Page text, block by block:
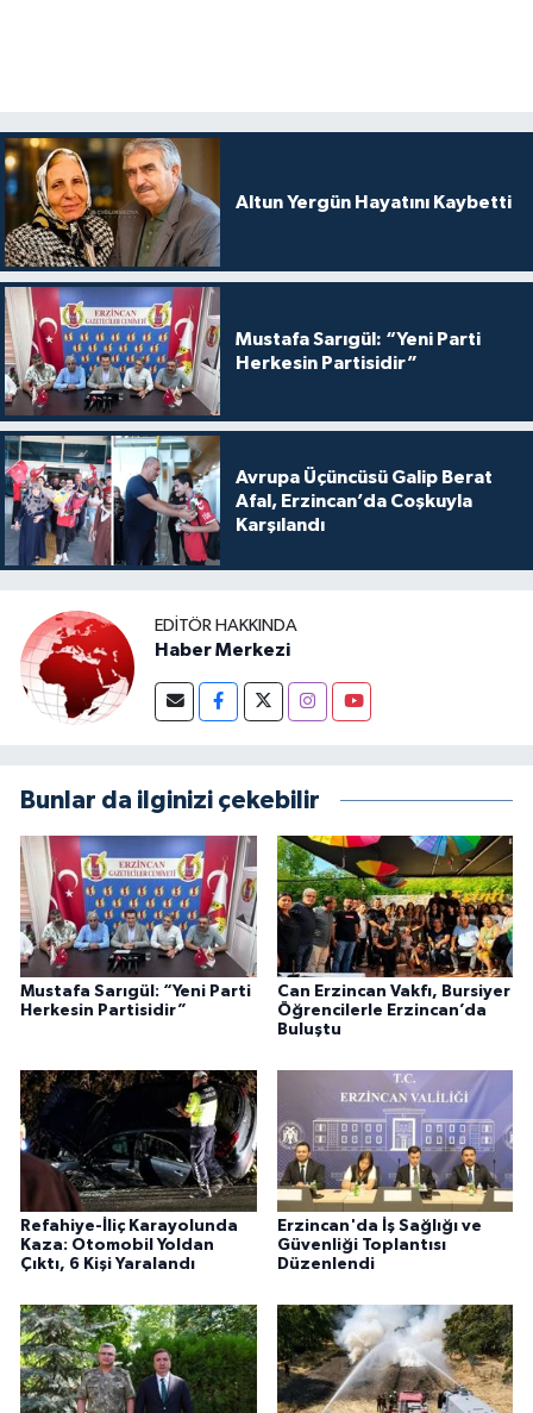
Altun Yergün Hayatını Kaybetti
Mustafa Sarıgül: “Yeni Parti
Herkesin Partisidir”
Avrupa Üçüncüsü Galip Berat
Afal, Erzincan’da Coşkuyla
Karşılandı
EDITÖR HAKKINDA
Haber Merkezi
Bunlar da ilginizi çekebilir
Mustafa Sarıgül: “Yeni Parti
Herkesin Partisidir”
Can Erzincan Vakfı, Bursiyer
Öğrencilerle Erzincan’da
Buluştu
Refahiye-İliç Karayolunda
Kaza: Otomobil Yoldan
Çıktı, 6 Kişi Yaralandı
Erzincan'da İş Sağlığı ve
Güvenliği Toplantısı
Düzenlendi